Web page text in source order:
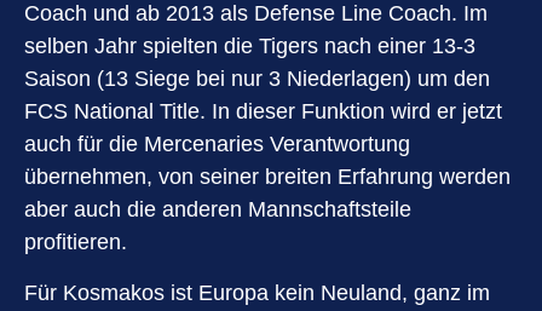
Coach und ab 2013 als Defense Line Coach. Im
selben Jahr spielten die Tigers nach einer 13-3
Saison (13 Siege bei nur 3 Niederlagen) um den
FCS National Title. In dieser Funktion wird er jetzt
auch für die Mercenaries Verantwortung
übernehmen, von seiner breiten Erfahrung werden
aber auch die anderen Mannschaftsteile
profitieren.
Für Kosmakos ist Europa kein Neuland, ganz im